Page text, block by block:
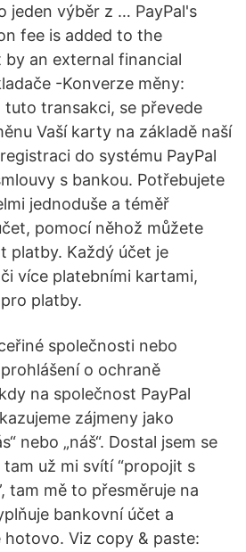
jeden výběr z … PayPal's
fee is added to the
by an external financial
-Konverze měny:
transakci, se převede
Vaší karty na základě naší
do systému PayPal
s bankou. Potřebujete
jednoduše a téměř
pomocí něhož můžete
platby. Každý účet je
více platebními kartami,
platby.
společnosti nebo
o ochraně
na společnost PayPal
zájmeny jako
nebo „náš“. Dostal jsem se
už mi svítí “propojit s
tam mě to přesměruje na
bankovní účet a
Viz copy & paste: